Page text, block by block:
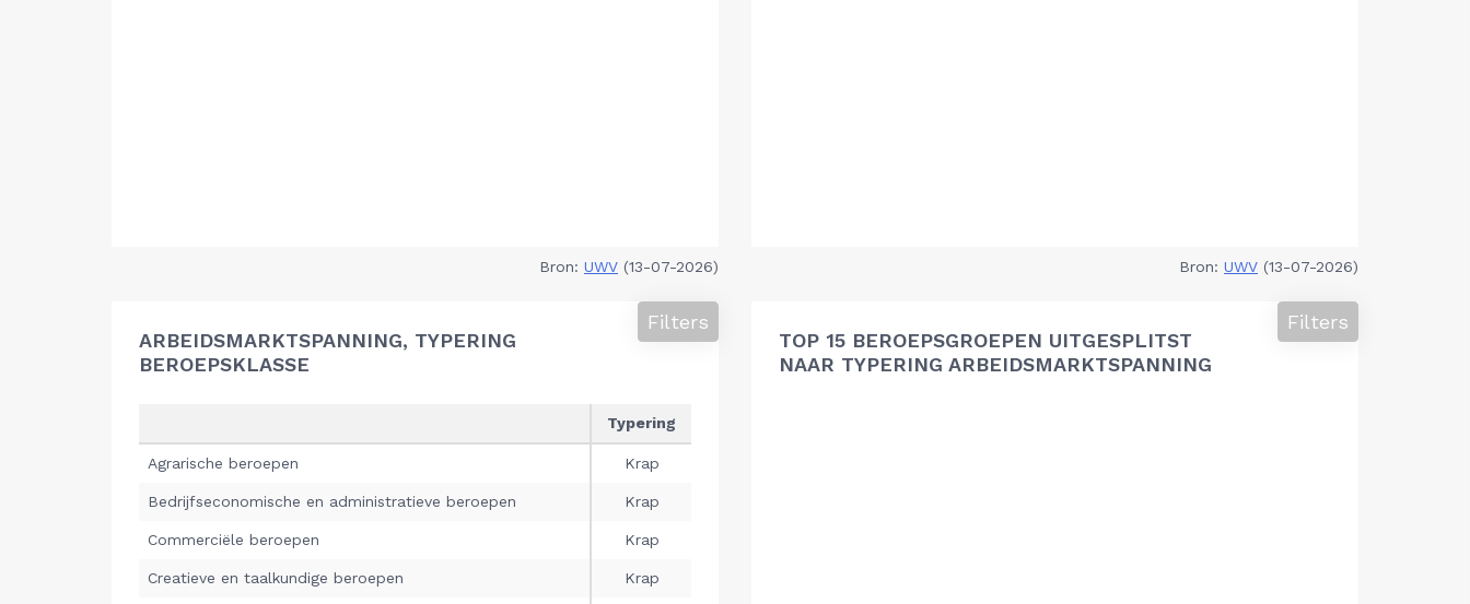
Bron: UWV (13-07-2026) Bron: UWV (13-07-2026)
ARBEIDSMARKTSPANNING, TYPERING
BEROEPSKLASSE
Filters
TOP 15 BEROEPSGROEPEN UITGESPLITST
NAAR TYPERING ARBEIDSMARKTSPANNING
Filters